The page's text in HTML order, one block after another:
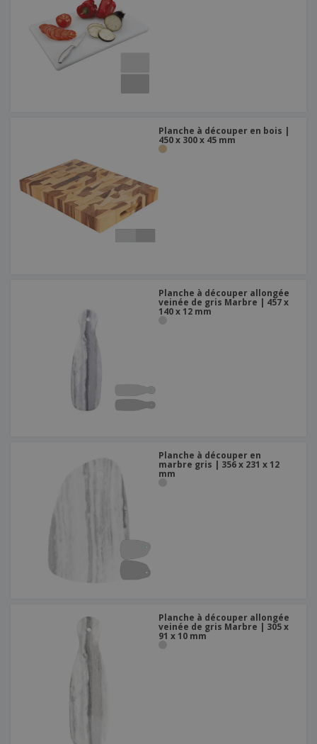
Planche à découper en bois |
450 x 300 x 45 mm
Planche à découper allongée
veinée de gris Marbre | 457 x
140 x 12 mm
Planche à découper en
marbre gris | 356 x 231 x 12
mm
Planche à découper allongée
veinée de gris Marbre | 305 x
91 x 10 mm